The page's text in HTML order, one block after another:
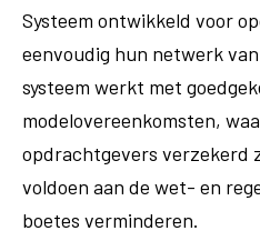
Systeem ontwikkeld voor
eenvoudig hun netwerk
systeem werkt met
modelovereenkomsten,
opdrachtgevers verzekerd
voldoen aan de wet- en
boetes verminderen.